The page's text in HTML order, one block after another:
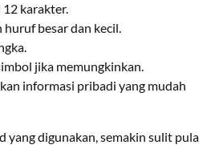
karakter.
besar dan kecil.
jika memungkinkan.
informasi pribadi yang mudah
yang digunakan, semakin sulit pula